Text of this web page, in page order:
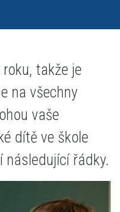
takže je
na všechny
vaše
dítě ve škole
řádky.